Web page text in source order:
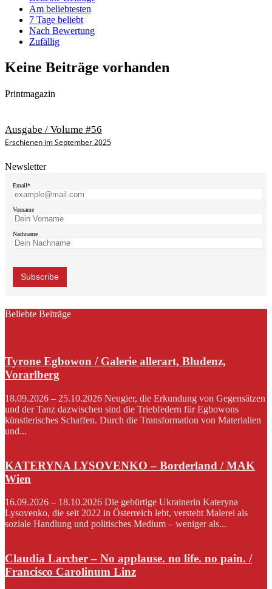
Am beliebtesten
7 Tage beliebt
Nach Bewertung
Zufällig
Keine Beiträge vorhanden
Printmagazin
Ausgabe / Volume #56
Erschienen im September 2025
Newsletter
Email*
Vorname
Nachname
Beliebte Beiträge
Tyrone Egbowon / Galerie allerart, Bludenz,
Vorarlberg
18.09.2026 – 25.10.2026 Neugier, die Erkundung von Gegensätzen
und der Tanz dazwischen sind die Triebfedern für Egbowons
künstlerisches Schaffen. Durch die Transformation von Materialien
und...
KATERYNA LYSOVENKO – Borderland / MAK
Wien
16.09.2026 – 18.10.2026 Die gebürtige Ukrainerin Kateryna
Lysovenko, die seit 2022 in Österreich lebt, versteht Malerei als
soziale Handlung und politisches Medium – weniger als...
Claudia Larcher – No applause. no life. no pain. /
Francisco Carolinum Linz